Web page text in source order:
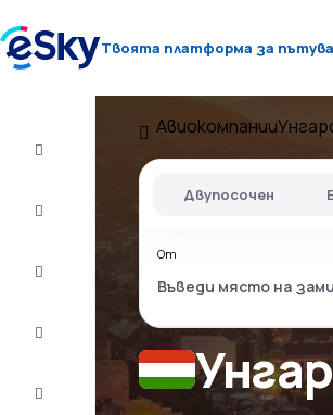
Твоята платформа за
2026/27
Авиокомпании
Двупосочен
От